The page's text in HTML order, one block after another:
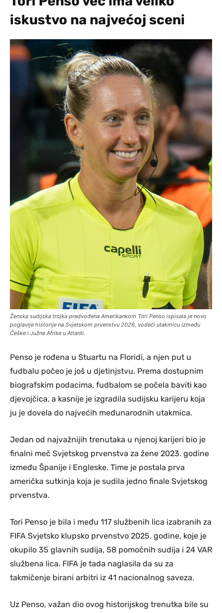
iskustvo na najvećoj sceni
Ženska sudijska trojka predvođena Amerikankom Tori Penso ispisala je novo
poglavlje historije na Svjetskom prvenstvu 2026, vodeći utakmicu između
Češke i Južne Afrike u Atlanti.
Penso je rođena u Stuartu na Floridi, a njen put u
fudbalu počeo je još u djetinjstvu. Prema dostupnim
biografskim podacima, fudbalom se počela baviti kao
djevojčica, a kasnije je izgradila sudijsku karijeru koja
ju je dovela do najvećih međunarodnih utakmica.
Jedan od najvažnijih trenutaka u njenoj karijeri bio je
finalni meč Svjetskog prvenstva za žene 2023. godine
između Španije i Engleske. Time je postala prva
američka sutkinja koja je sudila jedno finale Svjetskog
prvenstva.
Tori Penso je bila i među 117 službenih lica izabranih za
FIFA Svjetsko klupsko prvenstvo 2025. godine, koje je
okupilo 35 glavnih sudija, 58 pomoćnih sudija i 24 VAR
službena lica. FIFA je tada naglasila da su za
takmičenje birani arbitri iz 41 nacionalnog saveza.
Uz Penso, važan dio ovog historijskog trenutka bile su